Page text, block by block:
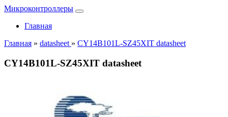
Микроконтроллеры
Главная
Главная » datasheet » CY14B101L-SZ45XIT datasheet
CY14B101L-SZ45XIT datasheet